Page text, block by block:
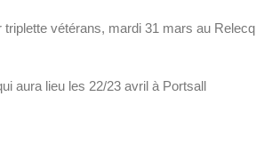
vétérans, mardi 31 mars au Relecq
aura lieu les 22/23 avril à Portsall